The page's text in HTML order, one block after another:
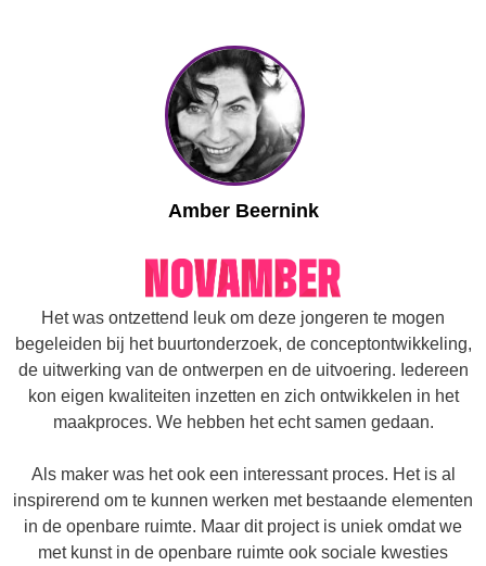
Amber Beernink
Het was ontzettend leuk om deze jongeren te mogen
begeleiden bij het buurtonderzoek, de conceptontwikkeling,
de uitwerking van de ontwerpen en de uitvoering. Iedereen
kon eigen kwaliteiten inzetten en zich ontwikkelen in het
maakproces. We hebben het echt samen gedaan.
Als maker was het ook een interessant proces. Het is al
inspirerend om te kunnen werken met bestaande elementen
in de openbare ruimte. Maar dit project is uniek omdat we
met kunst in de openbare ruimte ook sociale kwesties